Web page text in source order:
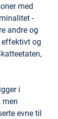
med
-
andre og
effektivt og
i
men
evne til